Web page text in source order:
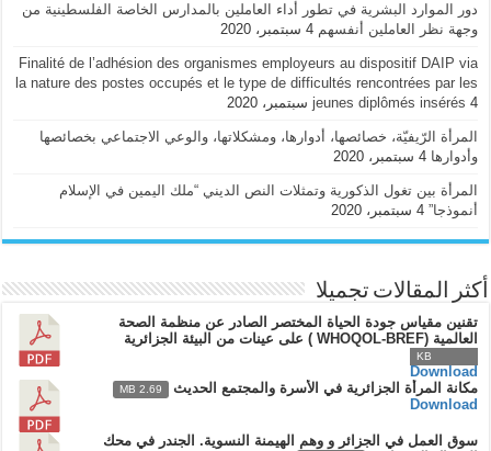
دور الموارد البشرية في تطور أداء العاملين بالمدارس الخاصة الفلسطينية من
وجهة نظر العاملين أنفسهم 4 سبتمبر، 2020
Finalité de l’adhésion des organismes employeurs au dispositif DAIP via
la nature des postes occupés et le type de difficultés rencontrées par les
jeunes diplômés insérés 4 سبتمبر، 2020
المرأة الرّيفيّة، خصائصها، أدوارها، ومشكلاتها، والوعي الاجتماعي بخصائصها
وأدوارها 4 سبتمبر، 2020
المرأة بين تغول الذكورية وتمثلات النص الديني “ملك اليمين في الإسلام
أنموذجا” 4 سبتمبر، 2020
أكثر المقالات تجميلا
تقنين مقياس جودة الحياة المختصر الصادر عن منظمة الصحة
العالمية (WHOQOL-BREF ) على عينات من البيئة الجزائرية
Download
مكانة المرأة الجزائرية في الأسرة والمجتمع الحديث
2.69 MB
Download
سوق العمل في الجزائر و وهم الهيمنة النسوية. الجندر في محك